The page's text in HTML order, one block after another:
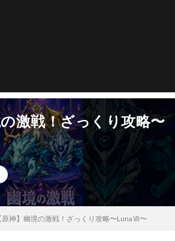
の激戦！ざっくり攻略〜
原神】幽境の激戦！ざっくり攻略〜LunaⅦ〜